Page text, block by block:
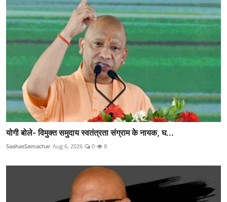
योगी बोले- विमुक्त समुदाय स्वतंत्रता संग्राम के नायक, घ...
SaahasSamachar Aug 6, 2026 0 8